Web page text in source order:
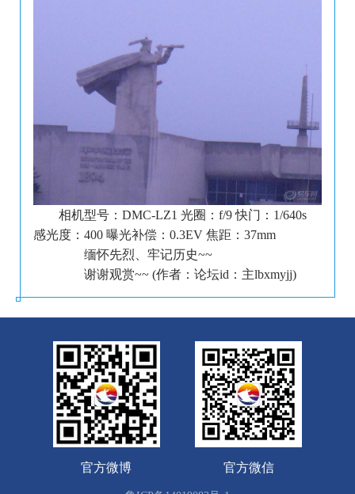
相机型号：DMC-LZ1 光圈：f/9 快门：1/640s
感光度：400 曝光补偿：0.3EV 焦距：37mm
缅怀先烈、牢记历史~~
谢谢观赏~~ (作者：论坛id：主lbxmyjj)
官方微博 官方微信